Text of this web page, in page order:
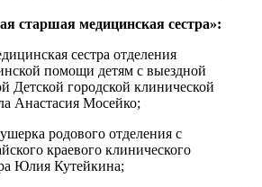
старшая медицинская сестра»:
сестра отделения
помощи детям с выездной
Детской городской клинической
Анастасия Мосейко;
родового отделения с
краевого клинического
Юлия Кутейкина;